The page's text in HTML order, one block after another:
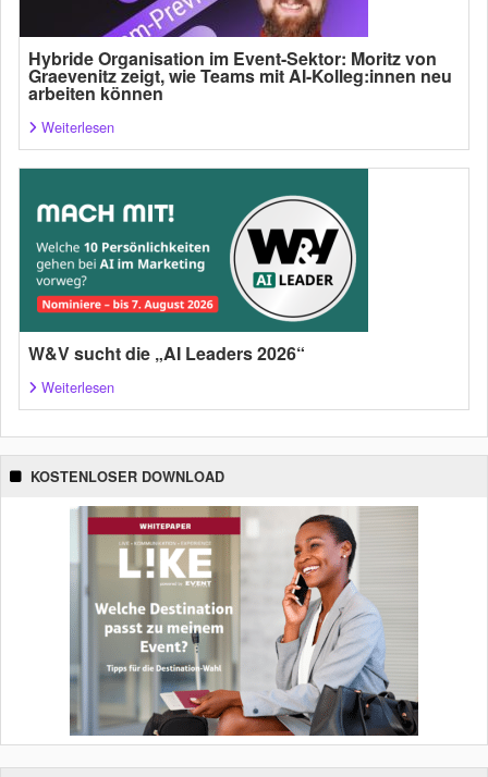
Hybride Organisation im Event-Sektor: Moritz von
Graevenitz zeigt, wie Teams mit AI-Kolleg:innen neu
arbeiten können
Weiterlesen
W&V sucht die „AI Leaders 2026“
Weiterlesen
KOSTENLOSER DOWNLOAD